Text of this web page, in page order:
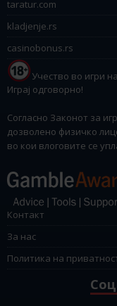
taratur.com
kladjenje.rs
casinobonus.rs
Учество во игри
Играј одговорно!
Согласно Законот за
дозволено физичко
во кои влоговите се
Контакт
За нас
Политика на